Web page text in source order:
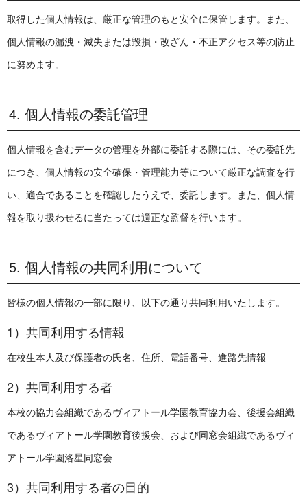
取得した個人情報は、厳正な管理のもと安全に保管します。また、
個人情報の漏洩・滅失または毀損・改ざん・不正アクセス等の防止
に努めます。
4. 個人情報の委託管理
個人情報を含むデータの管理を外部に委託する際には、その委託先
につき、個人情報の安全確保・管理能力等について厳正な調査を行
い、適合であることを確認したうえで、委託します。また、個人情
報を取り扱わせるに当たっては適正な監督を行います。
5. 個人情報の共同利用について
皆様の個人情報の一部に限り、以下の通り共同利用いたします。
1）共同利用する情報
在校生本人及び保護者の氏名、住所、電話番号、進路先情報
2）共同利用する者
本校の協力会組織であるヴィアトール学園教育協力会、後援会組織
であるヴィアトール学園教育後援会、および同窓会組織であるヴィ
アトール学園洛星同窓会
3）共同利用する者の目的